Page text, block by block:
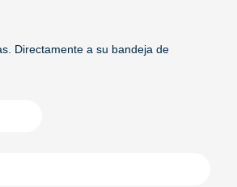
Directamente a su bandeja de